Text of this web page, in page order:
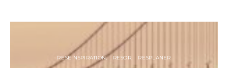
RESEINSPIRATION RESOR RESPLANER